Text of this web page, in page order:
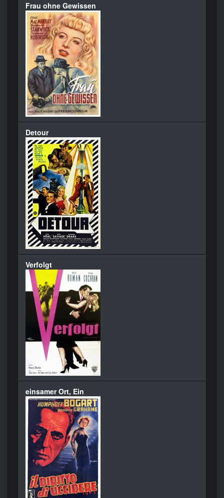
Frau ohne Gewissen
Detour
Verfolgt
einsamer Ort, Ein